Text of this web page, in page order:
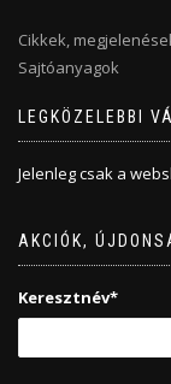
Cikkek,
Sajtóanyagok
LEGKÖZELEBBI
Jelenleg csak a
AKCIÓK,
Keresztnév*